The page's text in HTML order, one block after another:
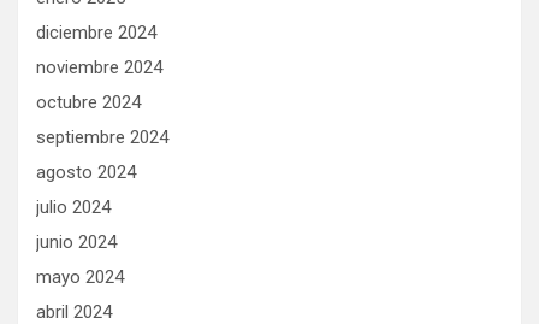
diciembre 2024
noviembre 2024
octubre 2024
septiembre 2024
agosto 2024
julio 2024
junio 2024
mayo 2024
abril 2024